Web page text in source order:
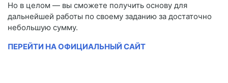
Но в целом — вы сможете получить основу для
дальнейшей работы по своему заданию за достаточно
небольшую сумму.
ПЕРЕЙТИ НА ОФИЦИАЛЬНЫЙ САЙТ